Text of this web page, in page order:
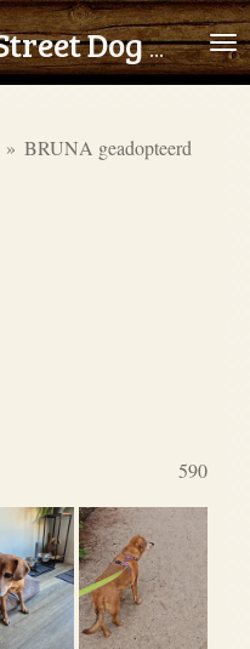
Rudozem Street Dog Rescue
» BRUNA geadopteerd
590